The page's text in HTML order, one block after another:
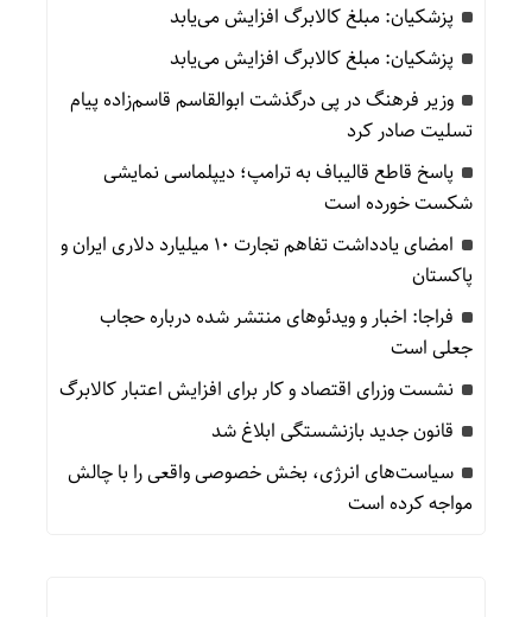
پزشکیان: مبلغ کالابرگ افزایش می‌یابد
پزشکیان: مبلغ کالابرگ افزایش می‌یابد
وزیر فرهنگ در پی درگذشت ابوالقاسم قاسم‌زاده پیام
تسلیت صادر کرد
پاسخ قاطع قالیباف به ترامپ؛ دیپلماسی نمایشی
شکست خورده است
امضای یادداشت تفاهم تجارت ۱۰ میلیارد دلاری ایران و
پاکستان
فراجا: اخبار و ویدئوهای منتشر شده درباره حجاب
جعلی است
نشست وزرای اقتصاد و کار برای افزایش اعتبار کالابرگ
قانون جدید بازنشستگی ابلاغ شد
سیاست‌های انرژی، بخش خصوصی واقعی را با چالش
مواجه کرده است